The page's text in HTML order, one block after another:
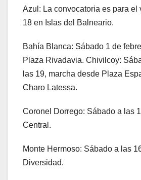
Azul: La convocatoria es para el
18 en Islas del Balneario.
Bahía Blanca: Sábado 1 de
Plaza Rivadavia. Chivilcoy:
las 19, marcha desde Plaza
Charo Latessa.
Coronel Dorrego: Sábado a las
Central.
Monte Hermoso: Sábado a las
Diversidad.